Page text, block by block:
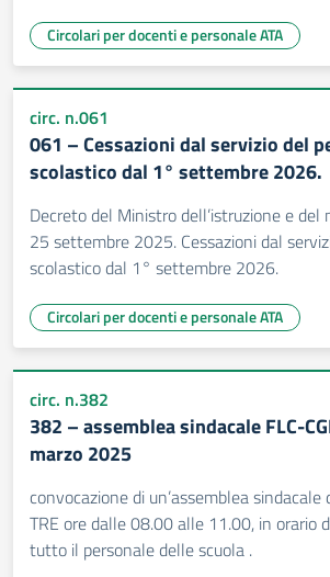
Circolari per docenti e personale ATA
circ. n.061
061 – Cessazioni dal servizio del
scolastico dal 1° settembre 2026.
Decreto del Ministro dell’istruzione e
25 settembre 2025. Cessazioni dal
scolastico dal 1° settembre 2026.
Circolari per docenti e personale ATA
circ. n.382
382 – assemblea sindacale FLC-
marzo 2025
convocazione di un’assemblea
TRE ore dalle 08.00 alle 11.00, in orario
tutto il personale delle scuola .